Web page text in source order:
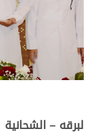
لبرقه – الشحانية